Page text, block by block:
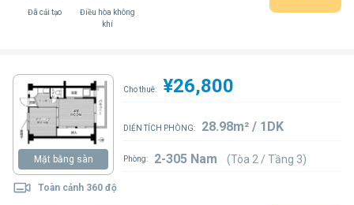
Đã cải tạo
Điều hòa không
khí
Mặt bằng sàn
Toàn cảnh 360 độ
Cho thuê: ¥26,800
DIỆN TÍCH PHÒNG: 28.98m² / 1DK
Phòng: 2-305 Nam (Tòa 2 / Tầng 3)